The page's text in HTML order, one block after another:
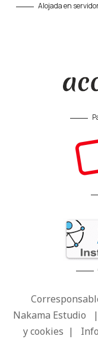
Alojada en
Nakama Estudio
y cookies |